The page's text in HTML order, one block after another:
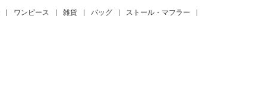
ワンピース 雑貨 バッグ ストール・マフラー